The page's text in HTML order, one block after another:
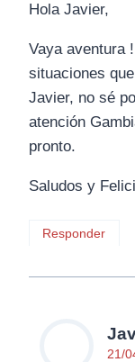
Hola Javier,
Vaya aventura
situaciones
Javier, no sé
atención
pronto.
Saludos y
Responder
21/